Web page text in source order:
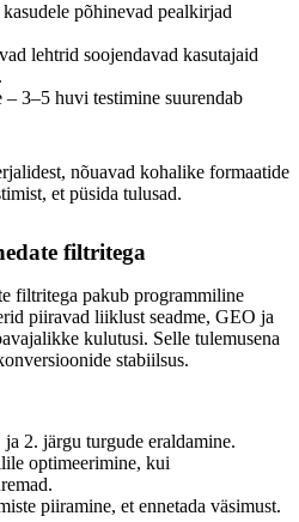
põhinevad pealkirjad
lehtrid soojendavad kasutajaid
– 3–5 huvi testimine suurendab
nõuavad kohalike formaatide
et püsida tulusad.
filtritega
filtritega pakub programmiline
piiravad liiklust seadme, GEO ja
kulutusi. Selle tulemusena
stabiilsus.
2. järgu turgude eraldamine.
optimeerimine, kui
piiramine, et ennetada väsimust.